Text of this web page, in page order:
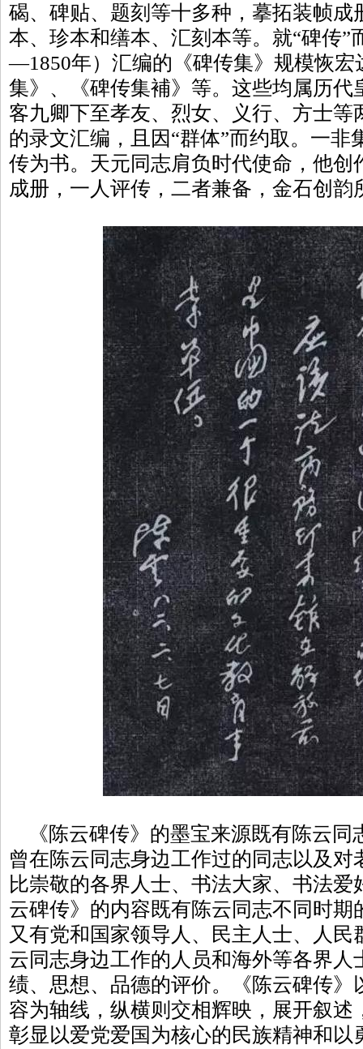
碣、碑贴、题刻等十多种，摹拓装帧成
本、珍本和缮本、汇刻本等。就“碑传”
—1850年）汇编的《碑传集》规模恢宏
集》、《碑传集補》等。这些均属历代
客九卿下至孝友、烈女、义行、方士等
的录文汇编，且因“群体”而约取。一非
传为书。天元同志肩负时代使命，他创
成册，一人评传，二者兼备，金石创
《陈云碑传》的墨宝来源既有陈云同
曾在陈云同志身边工作过的同志以及
比崇敬的各界人士、书法大家、书法
云碑传》的内容既有陈云同志不同时期
又有党和国家领导人、民主人士、人
云同志身边工作的人员和海外等各界人
绩、思想、品德的评价。《陈云碑传》
容为轴线，纵横则交相辉映，展开叙述
彰显以爱党爱国为核心的民族精神和以